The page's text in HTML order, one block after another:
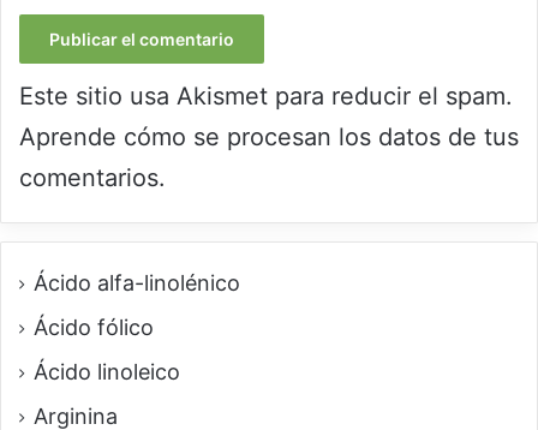
Este sitio usa Akismet para reducir el spam.
Aprende cómo se procesan los datos de tus
comentarios.
Ácido alfa-linolénico
Ácido fólico
Ácido linoleico
Arginina